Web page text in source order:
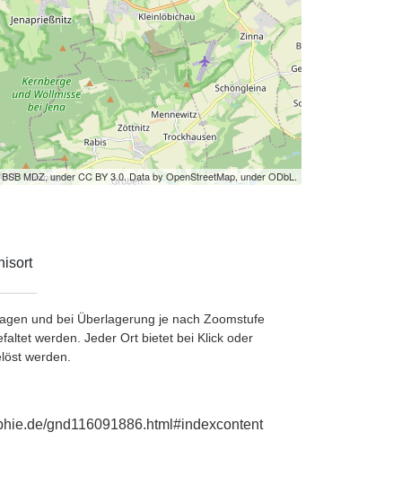
MDZ, under CC BY 3.0. Data by OpenStreetMap, under ODbL.
und bei Überlagerung je nach Zoomstufe
werden. Jeder Ort bietet bei Klick oder
werden.
gnd116091886.html#indexcontent